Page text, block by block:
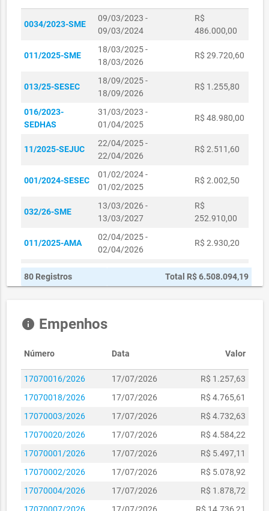
PE24009-SME Pregão
R$
721.350,00
PE071/2018 Pregão
R$
PE24013-SME Pregão
R$
PP024/2018 Pregão
R$
137/2019-
Pregão
R$
PE157/2018 Pregão
R$
PE24001-
Pregão
R$
131.500,00
PE25001-
Pregão
R$
PE22024-SME
R$
2.421.300,00
0034/2023-SME
09/03/2023 -
09/03/2024
R$
486.000,00
011/2025-SME
18/03/2025 -
18/03/2026
R$ 29.720,60
013/25-SESEC
18/09/2025 -
18/09/2026
R$ 1.255,80
016/2023-
SEDHAS
31/03/2023 -
01/04/2025
R$ 48.980,00
11/2025-SEJUC
22/04/2025 -
22/04/2026
R$ 2.511,60
001/2024-SESEC
01/02/2024 -
01/02/2025
R$ 2.002,50
032/26-SME
13/03/2026 -
13/03/2027
R$
252.910,00
011/2025-AMA
02/04/2025 -
02/04/2026
R$ 2.930,20
069/2023-
SEDHAS
05/12/2023 -
R$
119.022,50
03/02/2023 -
0025/2023-SME
09/02/2024
R$ 2.002,50
0033/2023-SME
09/03/2023 -
R$ 69.800,00
006/2024-SME
09/01/2025
378.000,00
26/05/2023 -
26/05/2024
009/25-SETRAN
14/05/2025 -
R$ 2.720,90
80 Registros Total R$ 6.508.094,19
info Empenhos
Número Data Valor
17070016/2026 17/07/2026
R$ 1.257,63
17070018/2026
17/07/2026
R$ 4.765,61
17070003/2026
17/07/2026
R$ 4.732,63
17070020/2026
17/07/2026
R$ 4.584,22
17070001/2026
17/07/2026
R$ 5.497,11
17070002/2026
17/07/2026
R$ 5.078,92
17070004/2026
17/07/2026
R$ 1.878,72